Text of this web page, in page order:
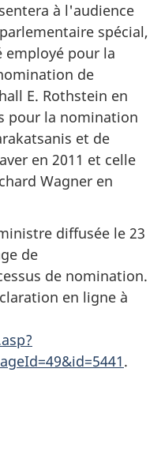
à l'audience
spécial,
employé pour la
de
E. Rothstein en
pour la nomination
et de
en 2011 et celle
Wagner en
diffusée le 23
de
de nomination.
en ligne à
.